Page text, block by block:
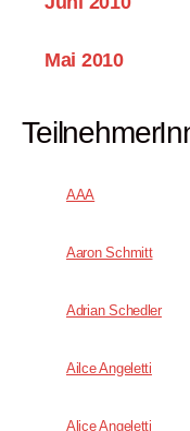
Mai 2010
AAA
Aaron Schmitt
Adrian Schedler
Ailce Angeletti
Alice Angeletti